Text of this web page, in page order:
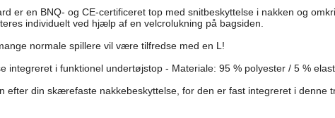
er en BNQ- og CE-certificeret top med snitbeskyttelse i nakken og
individuelt ved hjælp af en velcrolukning på bagsiden.
normale spillere vil være tilfredse med en L!
integreret i funktionel undertøjstop - Materiale: 95 % polyester / 5 %
efter din skærefaste nakkebeskyttelse, for den er fast integreret i denne